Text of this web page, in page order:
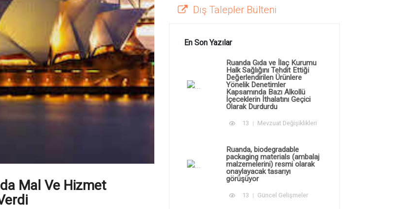
Mal Ve Hizmet
Dış Talepler Bülteni
En Son Yazılar
Ruanda Gıda ve İlaç Kurumu
Halk Sağlığını Tehdit Ettiği
Değerlendirilen Ürünlere
Yönelik Denetimler
Kapsamında Bazı Alkollü
İçeceklerin İthalatını Geçici
Olarak Durdurdu
13 Mevzuat Değişiklikleri
Ruanda, biodegradable
packaging materials (ambalaj
malzemelerini) resmi olarak
onaylayacak tasarıyı
görüşüyor
13 Güncel Gelişmeler